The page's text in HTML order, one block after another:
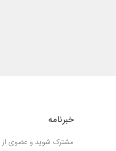
خبرنامه
مشترک شوید و عضوی از